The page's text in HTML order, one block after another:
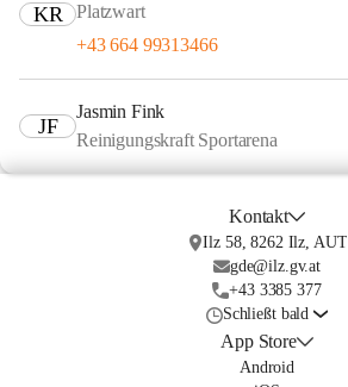
KR
Platzwart
+43 664 99313466
JF
Jasmin Fink
Reinigungskraft Sportarena
Kontakt
Ilz 58, 8262 Ilz, AUT
gde@ilz.gv.at
+43 3385 377
Schließt bald
App Store
Android